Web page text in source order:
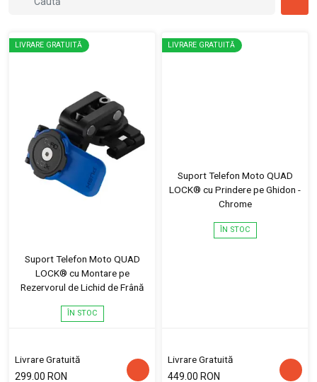
LIVRARE GRATUITĂ
Suport Telefon Moto QUAD
LOCK® cu Montare pe
Rezervorul de Lichid de Frână
ÎN STOC
Livrare Gratuită
299.00 RON
LIVRARE GRATUITĂ
Suport Telefon Moto QUAD
LOCK® cu Prindere pe Ghidon -
Chrome
ÎN STOC
Livrare Gratuită
449.00 RON